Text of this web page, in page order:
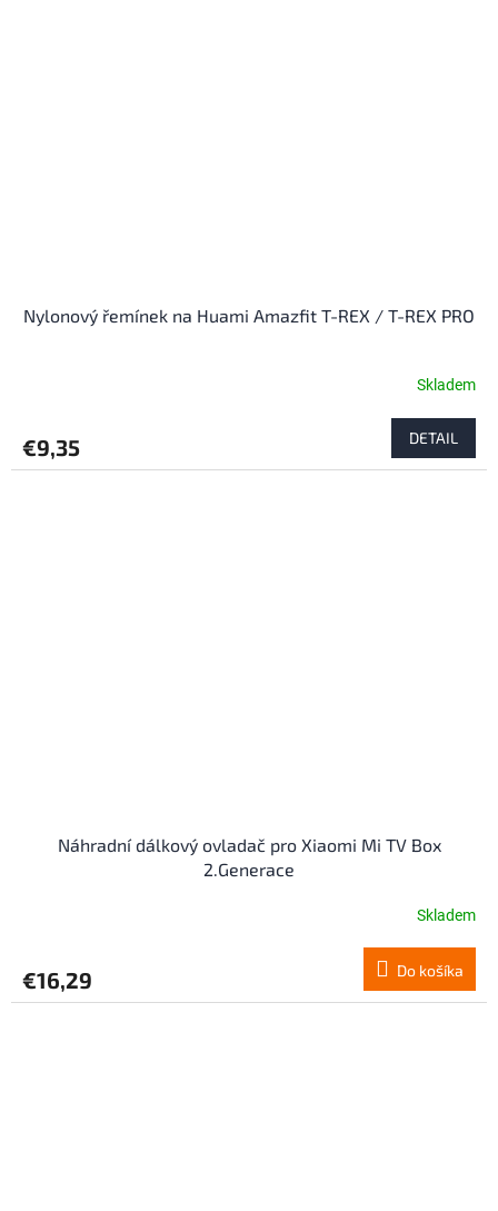
Nylonový řemínek na Huami Amazfit T-REX / T-REX PRO
Skladem
€9,35 DETAIL
Náhradní dálkový ovladač pro Xiaomi Mi TV Box
2.Generace
Skladem
€16,29 Do košíka